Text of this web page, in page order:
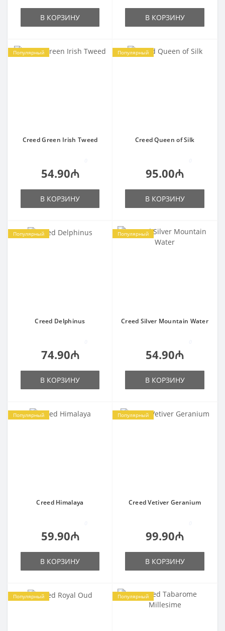
В КОРЗИНУ В КОРЗИНУ
Популярный
Creed Green Irish Tweed
54.90₼
В КОРЗИНУ
Популярный
Creed Queen of Silk
95.00₼
В КОРЗИНУ
Популярный
Creed Delphinus
74.90₼
В КОРЗИНУ
Популярный
Creed Silver Mountain Water
54.90₼
В КОРЗИНУ
Популярный
Creed Himalaya
59.90₼
В КОРЗИНУ
Популярный
Creed Vetiver Geranium
99.90₼
В КОРЗИНУ
Популярный Популярный